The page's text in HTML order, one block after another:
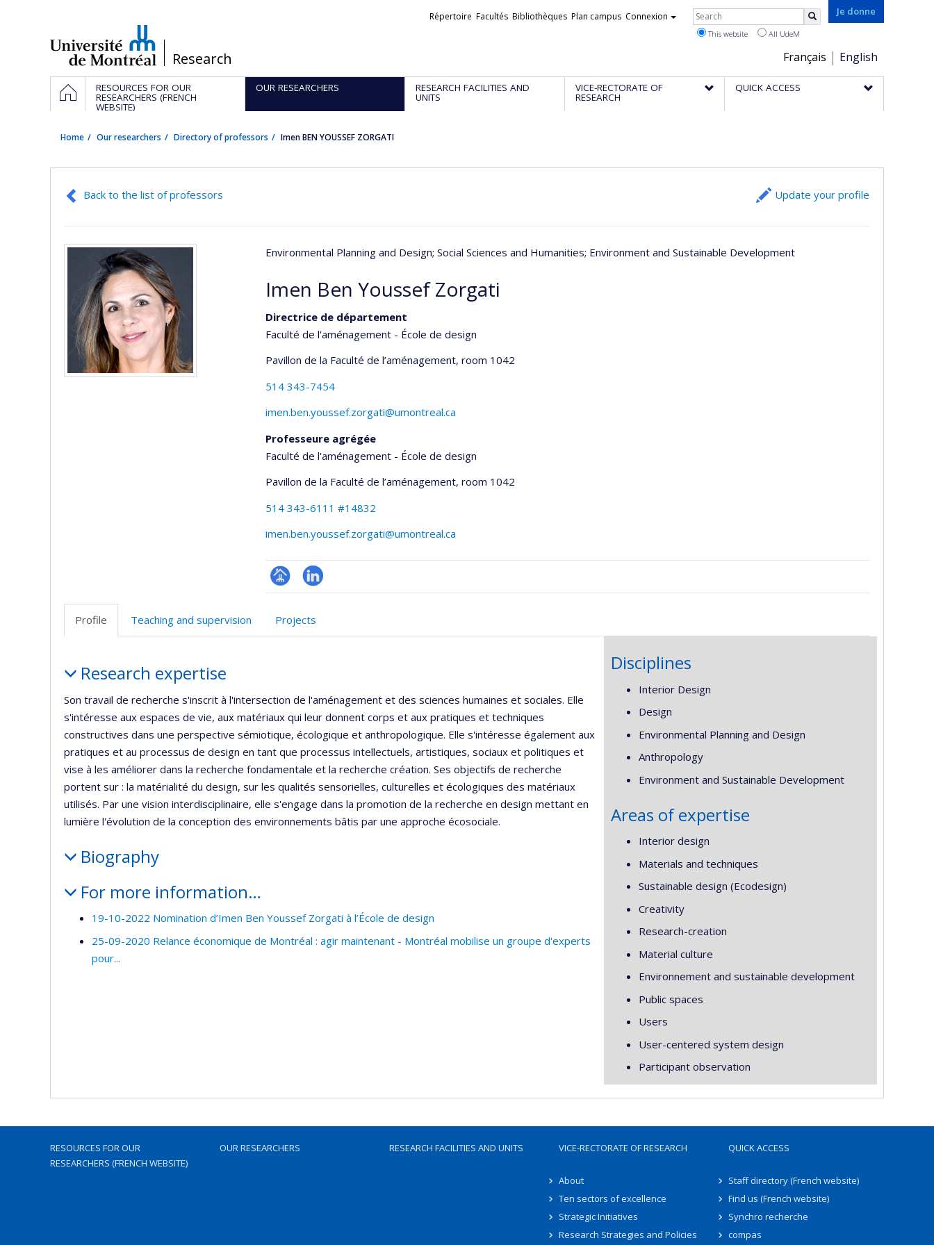
/Research
Je donne
Choix
de
la
Français English
Liens
Répertoire Facultés Bibliothèques Plan campus Connexion Rechercher
This website All UdeM
Navigation
principale
HOMERESOURCES FOR OUR
RESEARCHERS (FRENCH
WEBSITE)
OUR RESEARCHERS RESEARCH FACILITIES AND
UNITS
VICE-RECTORATE OF
RESEARCH
QUICK ACCESS
Home Our researchers Directory of professors Imen BEN YOUSSEF ZORGATI
Back to the list of professors Update your profile
Environmental Planning and Design; Social Sciences and Humanities; Environment and Sustainable Development
Imen Ben Youssef Zorgati
Directrice de département
Faculté de l'aménagement - École de design
Pavillon de la Faculté de l’aménagement, room 1042
514 343-7454
imen.ben.youssef.zorgati@umontreal.ca
Professeure agrégée
Faculté de l'aménagement - École de design
Pavillon de la Faculté de l’aménagement, room 1042
514 343-6111 #14832
imen.ben.youssef.zorgati@umontreal.ca
Page
(faculté,département,école)
LinkedIn
Profile
Teaching and supervision Projects
Research expertise
Son travail de recherche s'inscrit à l'intersection de l'aménagement et des sciences humaines et sociales. Elle
s'intéresse aux espaces de vie, aux matériaux qui leur donnent corps et aux pratiques et techniques
constructives dans une perspective sémiotique, écologique et anthropologique. Elle s'intéresse également aux
pratiques et au processus de design en tant que processus intellectuels, artistiques, sociaux et politiques et
vise à les améliorer dans la recherche fondamentale et la recherche création. Ses objectifs de recherche
portent sur : la matérialité du design, sur les qualités sensorielles, culturelles et écologiques des matériaux
utilisés. Par une vision interdisciplinaire, elle s'engage dans la promotion de la recherche en design mettant en
lumière l'évolution de la conception des environnements bâtis par une approche écosociale.
Biography
For more information…
19-10-2022 Nomination d’Imen Ben Youssef Zorgati à l’École de design
25-09-2020 Relance économique de Montréal : agir maintenant - Montréal mobilise un groupe d'experts
pour...
Disciplines
Interior Design
Design
Environmental Planning and Design
Anthropology
Environment and Sustainable Development
Areas of expertise
Interior design
Materials and techniques
Sustainable design (Ecodesign)
Creativity
Research-creation
Material culture
Environnement and sustainable development
Public spaces
Users
User-centered system design
Participant observation
RESOURCES FOR OUR
RESEARCHERS (FRENCH WEBSITE)
OUR RESEARCHERS RESEARCH FACILITIES AND UNITS VICE-RECTORATE OF RESEARCH
About
Ten sectors of excellence
Strategic Initiatives
Research Strategies and Policies
QUICK ACCESS
Staff directory (French website)
Find us (French website)
Synchro recherche
compas